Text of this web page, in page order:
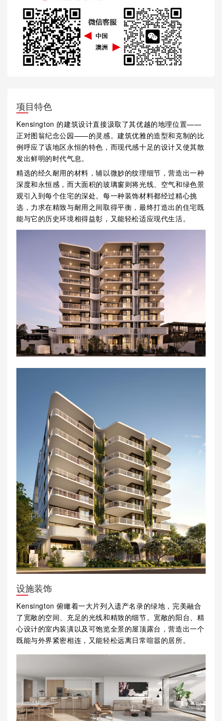
项目特色
Kensington 的建筑设计直接汲取了其优越的地理位置——
正对图翁纪念公园——的灵感。建筑优雅的造型和克制的比
例呼应了该地区永恒的特色，而现代感十足的设计又使其散
发出鲜明的时代气息。
精选的经久耐用的材料，辅以微妙的纹理细节，营造出一种
深度和永恒感，而大面积的玻璃窗则将光线、空气和绿色景
观引入到每个住宅的深处。每一种装饰材料都经过精心挑
选，力求在精致与耐用之间取得平衡，最终打造出的住宅既
能与它的历史环境相得益彰，又能轻松适应现代生活。
设施装饰
Kensington 俯瞰着一大片列入遗产名录的绿地，完美融合
了宽敞的空间、充足的光线和精致的细节。宽敞的阳台、精
心设计的室内装潢以及可饱览全景的屋顶露台，营造出一个
既能与外界紧密相连，又能轻松远离日常喧嚣的居所。